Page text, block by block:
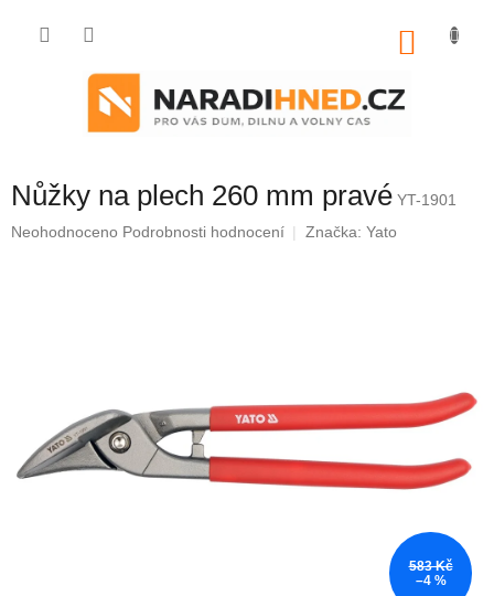
Nůžky na plech 260 mm pravé YT-1901
Průměrné
Neohodnoceno Podrobnosti hodnocení Značka: Yato
583 Kč
–4 %